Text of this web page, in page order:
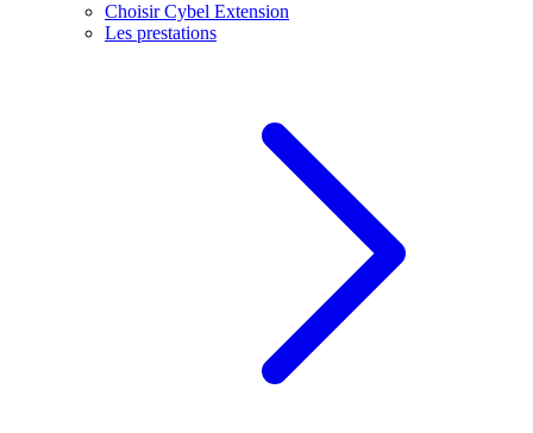
Choisir Cybel Extension
Les prestations